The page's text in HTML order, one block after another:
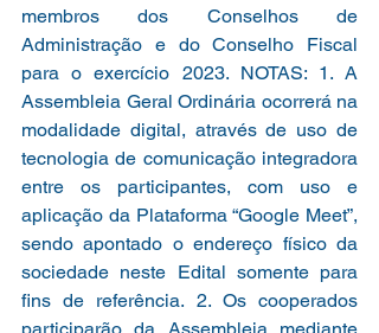
membros dos Conselhos de
Administração e do Conselho Fiscal
para o exercício 2023. NOTAS: 1. A
Assembleia Geral Ordinária ocorrerá na
modalidade digital, através de uso de
tecnologia de comunicação integradora
entre os participantes, com uso e
aplicação da Plataforma “Google Meet”,
sendo apontado o endereço físico da
sociedade neste Edital somente para
fins de referência. 2. Os cooperados